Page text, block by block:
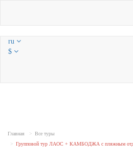
ru
$
Главная
Все туры
Групповой тур ЛАОС + КАМБОДЖА с пляжным